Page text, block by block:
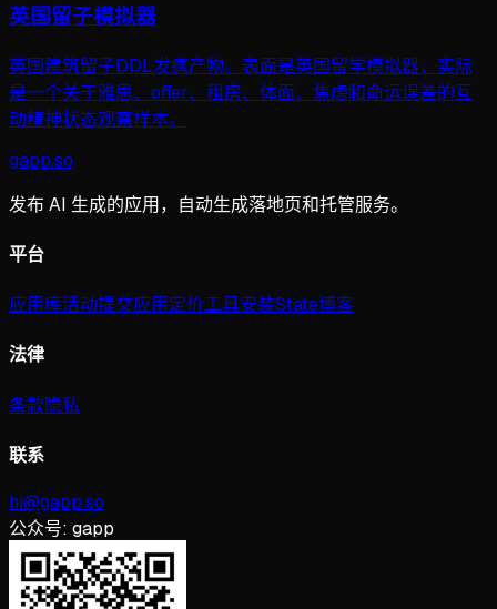
英国留子模拟器
英国建筑留子DDL发疯产物。表面是英国留学模拟器，实际
是一个关于雅思、offer、租房、体面、焦虑和命运误差的互
动精神状态观察样本。
gapp.so
发布 AI 生成的应用，自动生成落地页和托管服务。
平台
应用库活动提交应用定价工具安装State博客
法律
条款隐私
联系
hi@gapp.so
公众号: gapp